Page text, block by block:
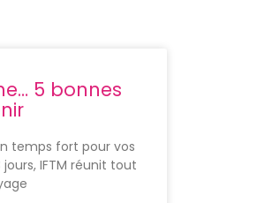
5 bonnes
temps fort pour vos
IFTM réunit tout